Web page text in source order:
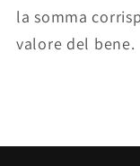
la somma
valore del bene.